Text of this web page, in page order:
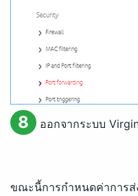
8 ออกจากระบบ
ขณะนี้การกำหนดค่าการส่